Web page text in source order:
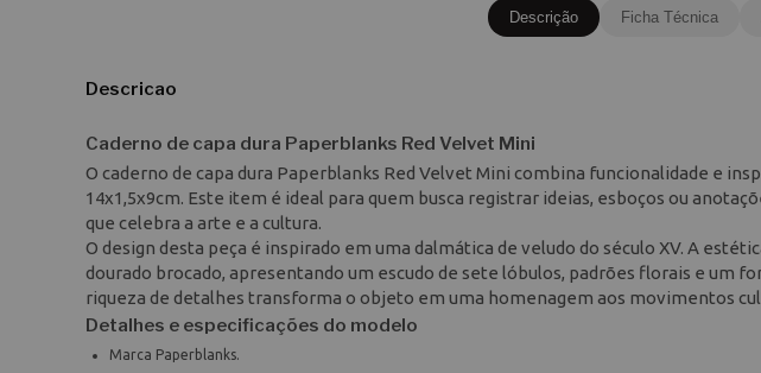
Descrição Ficha Técnica
Descricao
Caderno de capa dura Paperblanks Red Velvet Mini
O caderno de capa dura Paperblanks Red Velvet Mini combina funcionalidade e
14x1,5x9cm. Este item é ideal para quem busca registrar ideias, esboços ou
que celebra a arte e a cultura.
O design desta peça é inspirado em uma dalmática de veludo do século XV. A
dourado brocado, apresentando um escudo de sete lóbulos, padrões florais e um
riqueza de detalhes transforma o objeto em uma homenagem aos movimentos
Detalhes e especificações do modelo
Marca Paperblanks.